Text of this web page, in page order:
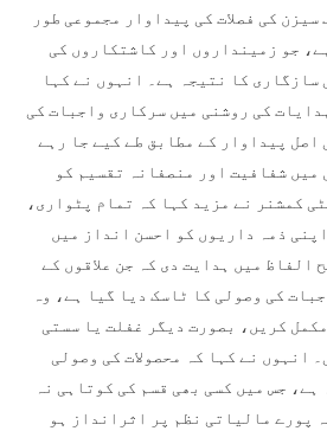
کی فصلات کی پیداوار مجموعی طور
جو زمینداروں اور کاشتکاروں کی
سازگاری کا نتیجہ ہے۔ انہوں نے کہا
کی روشنی میں سرکاری واجبات کی
اصل پیداوار کے مطابق طے کیے جا رہے
میں شفافیت اور منصفانہ تقسیم کو
کمشنر نے مزید کہا کہ تمام پٹواری،
ذمہ داریوں کو احسن انداز میں
الفاظ میں ہدایت دی کہ جن علاقوں کے
کی وصولی کا ٹاسک دیا گیا ہے، وہ
کریں، بصورت دیگر غفلت یا سستی
انہوں نے کہا کہ محصولات کی وصولی
جس میں کسی بھی قسم کی کوتاہی نہ
پورے مالیاتی نظم پر اثرانداز ہو